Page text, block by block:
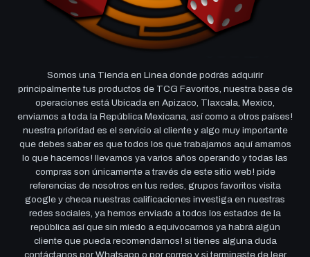
Somos una Tienda en Linea donde podrás adquirir
principalmente tus productos de TCG Favoritos, nuestra base de
operaciones está Ubicada en Apizaco, Tlaxcala, Mexico,
enviamos a toda la República Mexicana, así como a otros países!
nuestra prioridad es el servicio al cliente y algo muy importante
que debes saber es que todos los que trabajamos aquí amamos
lo que hacemos! llevamos ya varios años operando y todas las
compras son únicamente a través de este sitio web! pide
referencias de nosotros en tus redes, grupos favoritos visita
google y checa nuestras calificaciones investiga en nuestras
redes sociales, ya hemos enviado a todos los estados de la
república así que sin miedo a equivocarnos ya habrá algún
cliente que pueda recomendarnos! si tienes alguna duda
contáctanos por Whatsapp o por correo y si terminaste de leer